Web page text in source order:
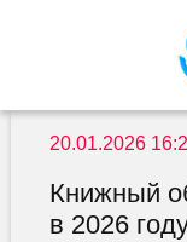
20.01.2026
Книжный
в 2026